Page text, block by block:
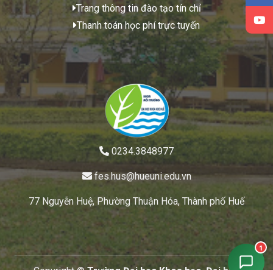
Trang thông tin đào tạo tín chỉ
Thanh toán học phí trực tuyến
0234.3848977
fes.hus@hueuni.edu.vn
77 Nguyễn Huệ, Phường Thuận Hóa, Thành phố Huế
1